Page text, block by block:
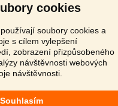
cookies
soubory cookies a
s cílem vylepšení
zobrazení přizpůsobeného
návštěvnosti webových
návštěvnosti.
Souhlasím
Rakousko